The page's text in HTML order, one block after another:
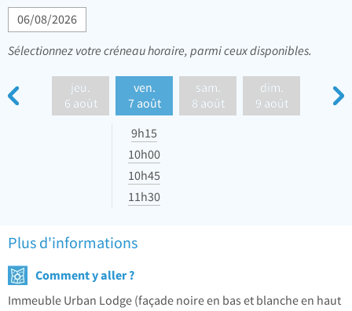
Sélectionnez votre créneau horaire, parmi ceux disponibles.
jeu.
6 août
ven.
7 août
sam.
8 août
dim.
9 août
9h15
10h00
10h45
11h30
Plus d'informations
Comment y aller ?
Immeuble Urban Lodge (façade noire en bas et blanche en haut